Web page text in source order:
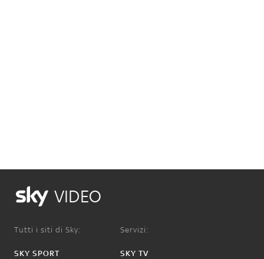
VIDEO
Tutti i siti di Sky:
SKY SPORT
Servizi:
SKY TV